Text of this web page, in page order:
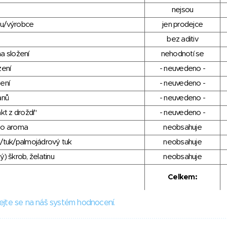
nejsou
výrobce
jen prodejce
bez aditiv
složení
nehodnotí se
- neuvedeno -
- neuvedeno -
- neuvedeno -
z droždí"
- neuvedeno -
aroma
neobsahuje
tuk/palmojádrový tuk
neobsahuje
škrob, želatinu
neobsahuje
Celkem:
se na náš systém hodnocení.